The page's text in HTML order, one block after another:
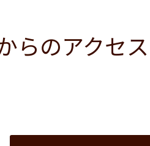
らのアクセ